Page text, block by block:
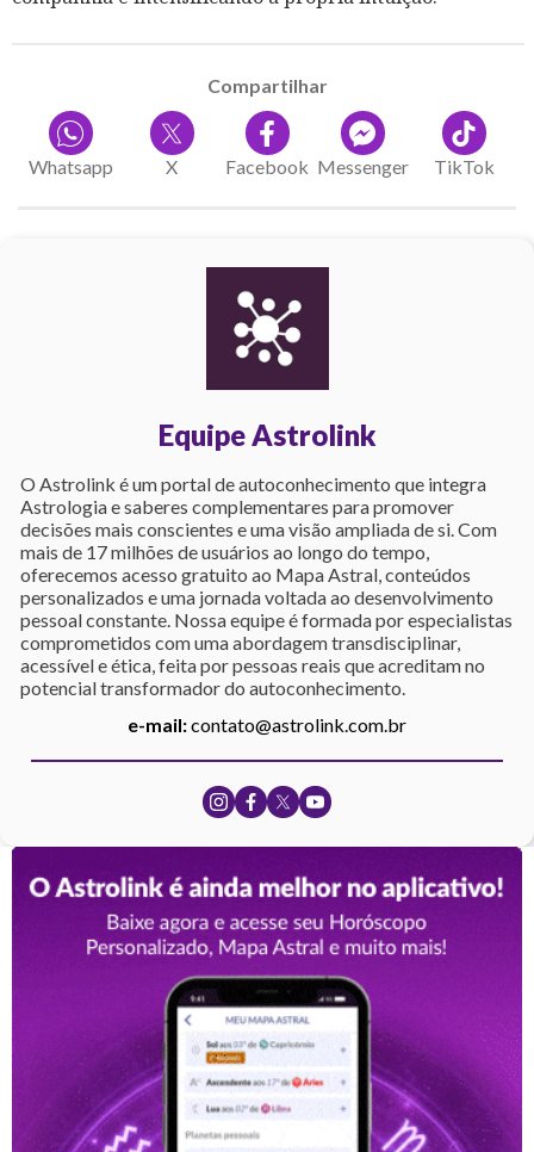
Compartilhar
Whatsapp X Facebook Messenger TikTok
Equipe Astrolink
O Astrolink é um portal de autoconhecimento que integra
Astrologia e saberes complementares para promover
decisões mais conscientes e uma visão ampliada de si. Com
mais de 17 milhões de usuários ao longo do tempo,
oferecemos acesso gratuito ao Mapa Astral, conteúdos
personalizados e uma jornada voltada ao desenvolvimento
pessoal constante. Nossa equipe é formada por especialistas
comprometidos com uma abordagem transdisciplinar,
acessível e ética, feita por pessoas reais que acreditam no
potencial transformador do autoconhecimento.
e-mail:contato@astrolink.com.br